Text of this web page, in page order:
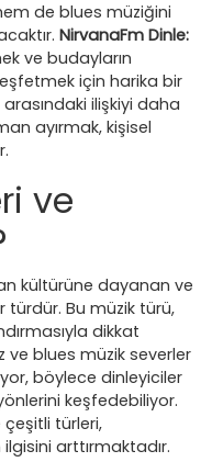
de blues müziğini
NirvanaFm Dinle:
ve budayların
için harika bir
ilişkiyi daha
ayırmak, kişisel
ve
kültürüne dayanan ve
Bu müzik türü,
dikkat
ve blues müzik severler
böylece dinleyiciler
keşfedebiliyor.
çeşitli türleri,
arttırmaktadır.